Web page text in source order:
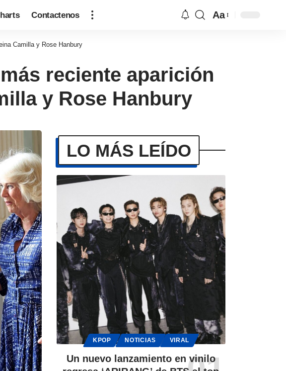
Contactenos Aa
Camilla y Rose Hanbury
reciente aparición
y Rose Hanbury
LO MÁS LEÍDO
KPOP NOTICIAS VIRAL
Un nuevo lanzamiento en vinilo